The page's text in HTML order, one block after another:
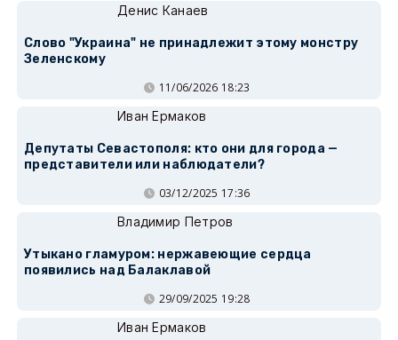
Денис Канаев
Слово "Украина" не принадлежит этому монстру
Зеленскому
11/06/2026 18:23
Иван Ермаков
Депутаты Севастополя: кто они для города —
представители или наблюдатели?
03/12/2025 17:36
Владимир Петров
Утыкано гламуром: нержавеющие сердца
появились над Балаклавой
29/09/2025 19:28
Иван Ермаков